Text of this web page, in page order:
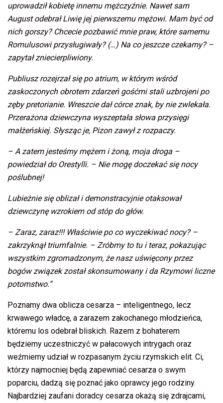
uprowadził kobietę innemu mężczyźnie. Nawet sam
August odebrał Liwię jej pierwszemu mężowi. Mam być od
nich gorszy? Chcecie pozbawić mnie praw, które samemu
Romulusowi przysługiwały? (…) Na co jeszcze czekamy? –
zapytał zniecierpliwiony.
Publiusz rozejrzał się po atrium, w którym wśród
zaskoczonych obrotem zdarzeń gośćmi stali uzbrojeni po
zęby pretorianie. Wreszcie dał córce znak, by nie zwlekała.
Przerażona dziewczyna wyszeptała słowa przysięgi
małżeńskiej. Słysząc je, Pizon zawył z rozpaczy.
– A zatem jesteśmy mężem i żoną, moja droga –
powiedział do Orestylli. – Nie mogę doczekać się nocy
poślubnej!
Lubieżnie się oblizał i demonstracyjnie otaksował
dziewczynę wzrokiem od stóp do głów.
– Zaraz, zaraz!!! Właściwie po co wyczekiwać nocy? –
zakrzyknął triumfalnie. – Zróbmy to tu i teraz, pokazując
wszystkim zgromadzonym, że nasz uświęcony przez
bogów związek został skonsumowany i da Rzymowi liczne
potomstwo.”
Poznamy dwa oblicza cesarza – inteligentnego, lecz
krwawego władcę, a zarazem zakochanego młodzieńca,
któremu los odebrał bliskich. Razem z bohaterem
będziemy uczestniczyć w pałacowych intrygach oraz
weźmiemy udział w rozpasanym życiu rzymskich elit. Ci,
którzy najmocniej będą zapewniać cesarza o swym
poparciu, dadzą się poznać jako oprawcy jego rodziny.
Najbardziej zaufani doradcy cesarza okażą się zdrajcami,